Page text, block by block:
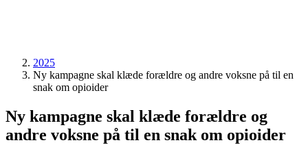
2025
Ny kampagne skal klæde forældre og andre voksne på til en
snak om opioider
Ny kampagne skal klæde forældre og
andre voksne på til en snak om opioider